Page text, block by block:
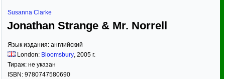
Susanna Clarke
Jonathan Strange & Mr. Norrell
Язык издания: английский
London: Bloomsbury, 2005 г.
Тираж: не указан
ISBN: 9780747580690